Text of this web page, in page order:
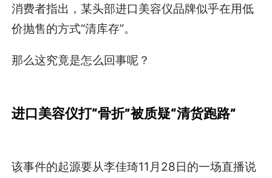
消费者指出，某头部进口美容仪品牌似乎在用低
价抛售的方式“清库存”。
那么这究竟是怎么回事呢？
进口美容仪打“骨折”被质疑“清货跑路”
该事件的起源要从李佳琦11月28日的一场直播说